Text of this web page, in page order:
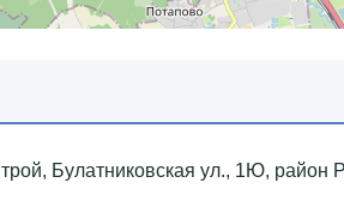
Булатниковская ул., 1Ю, район